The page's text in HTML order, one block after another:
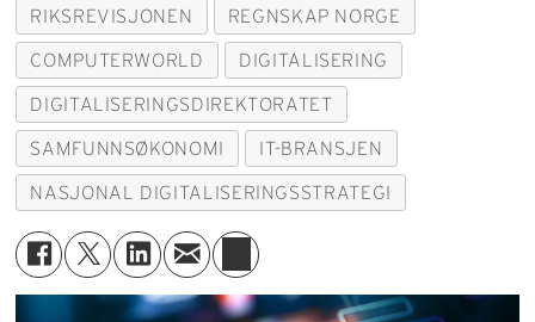
RIKSREVISJONEN REGNSKAP NORGE
COMPUTERWORLD DIGITALISERING
DIGITALISERINGSDIREKTORATET
SAMFUNNSØKONOMI IT-BRANSJEN
NASJONAL DIGITALISERINGSSTRATEGI